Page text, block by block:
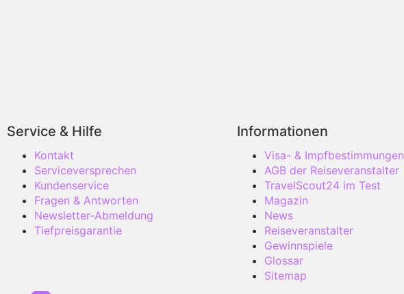
Service & Hilfe
Kontakt
Serviceversprechen
Kundenservice
Fragen & Antworten
Newsletter-Abmeldung
Tiefpreisgarantie
Informationen
Visa- & Impfbestimmungen
AGB der Reiseveranstalter
TravelScout24 im Test
Magazin
News
Reiseveranstalter
Gewinnspiele
Glossar
Sitemap